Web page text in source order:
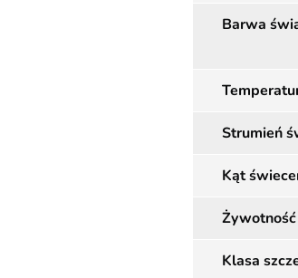
Barwa
Strumień
Kąt
Żywotność
Klasa